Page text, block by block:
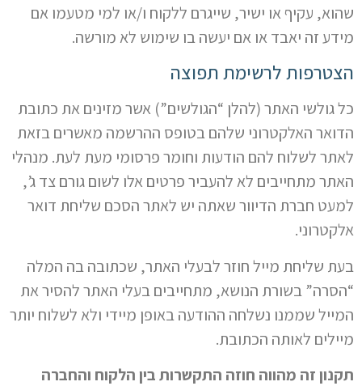
שהוא, עקיף או ישיר, שייגרם ללקוח ו/או למי מטעמו אם
מידע זה יאבד או אם יעשה בו שימוש לא מורשה.
הצטרפות לרשימת תפוצה
כל גולשי האתר (להלן “הגולשים”) אשר מזינים את כתובת
הדואר האלקטרוני שלהם בטופס ההרשמה מאשרים בזאת
לאתר לשלוח להם הודעות וחומר פרסומי מעת לעת. מנהלי
האתר מתחייבים לא להעביר פרטים אלו לשום גורם צד ג’,
למעט חברת הדיוור שאתה יש לאתר הסכם שליחת דואר
אלקטרוני.
בעת שליחת מייל חוזר לבעלי האתר, שכתובה בה המלה
“הסרה” בשורת הנושא, מתחייבים בעלי האתר להסיר את
המייל שממנו נשלחה ההודעה באופן מיידי ולא לשלוח יותר
מיילים לאותה הכתובת.
תקנון זה מהווה חוזה התקשרות בין הלקוח והחברה